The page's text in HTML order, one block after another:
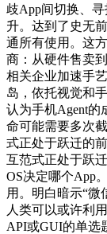
歧App间切换、
升。达到了史无
通所有使用。这
商：从硬件售卖
相关企业加速手
岛，依托视觉和
认为手机Agent的
命可能需要多次
式正处于跃迁的
互范式正处于跃
OS决定哪个App
用。明白暗示“微
人类可以或许利
API或GUI的单选